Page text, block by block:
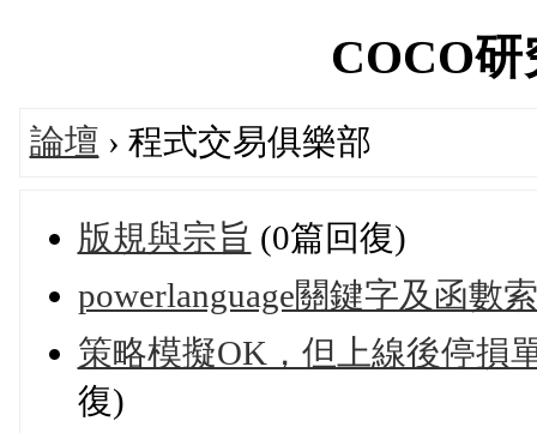
COCO
論壇 › 程式交易俱樂部
版規與宗旨 (0篇回復)
powerlanguage關鍵字及函數
策略模擬OK，但上線後停損
復)